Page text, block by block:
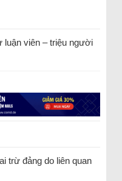
luận viên – triệu người
trừ đảng do liên quan